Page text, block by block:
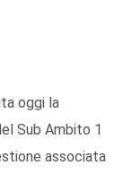
oggi la
Sub Ambito 1
associata